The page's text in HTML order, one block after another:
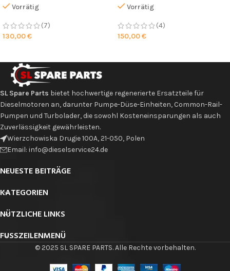
Vorrätig
(7)
130,00€
Vorrätig
(4)
150,00€
SL Spare Parts bietet hochwertige regenerierte Ersatzteile für
Dieselmotoren an, darunter Pumpe-Düse-Einheiten, Common-Rail-
Pumpen und Turbolader, die sowohl Kosteneinsparungen als auch
Zuverlässigkeit gewährleisten.
Wierzchowiska Drugie 100A, 21-050, Polen
Email: info@dieselservice24.de
NEUESTE BEITRÄGE
KATEGORIEN
NÜTZLICHE LINKS
FUSSZEILENMENÜ
© 2025 SL SPARE PARTS. Alle Rechte vorbehalten.